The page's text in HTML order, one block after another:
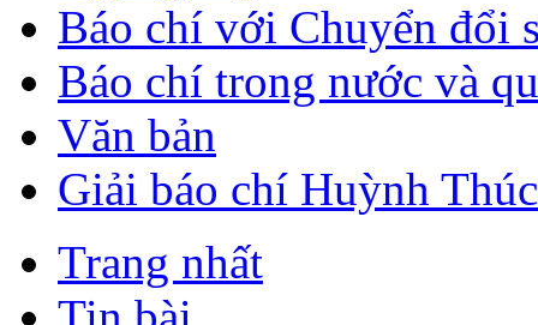
Báo chí với Chuyển đổi
Báo chí trong nước và
Văn bản
Giải báo chí Huỳnh
Trang nhất